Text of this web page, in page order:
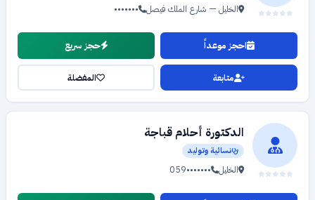
الخليل — شارع الملك فيصل •••••••
احجز موعداً حجز سريع
متابعة المفضلة
الدكتورة أحلام قباجة
نسائية وتوليد
الخليل 059•••••••